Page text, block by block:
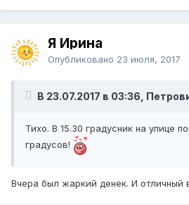
Я Ирина
Опубликовано 23 июля, 2017
В 23.07.2017 в 03:36,
Тихо. В 15.30 градусник на улице
градусов!
Вчера был жаркий денек. И отличный